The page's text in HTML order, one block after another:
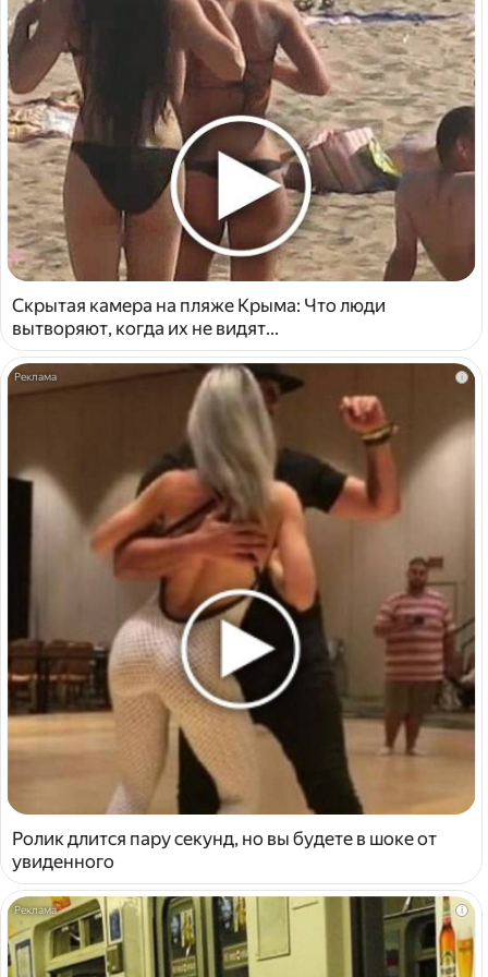
Скрытая камера на пляже Крыма: Что люди
вытворяют, когда их не видят...
i
Ролик длится пару секунд, но вы будете в шоке от
увиденного
i